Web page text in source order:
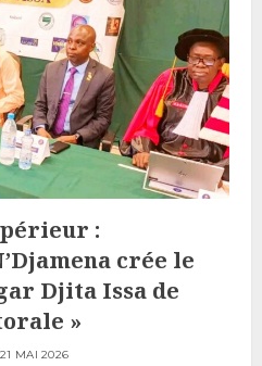
:
crée le
Djita Issa de
»
21 MAI 2026